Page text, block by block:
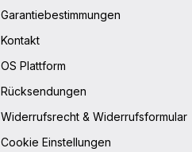
Garantiebestimmungen
Kontakt
OS Plattform
Rücksendungen
Widerrufsrecht & Widerrufsformular
Cookie Einstellungen